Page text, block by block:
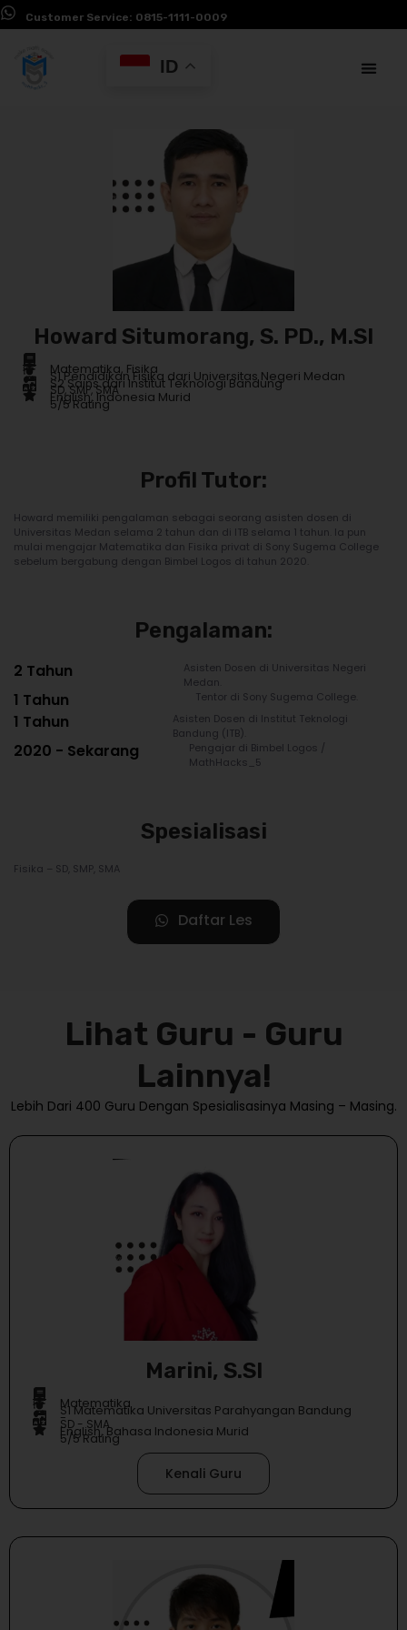
Customer Service: 0815-1111-0009
ID
Howard Situmorang, S. PD., M.SI
Matematika, Fisika
S1 Pendidikan Fisika dari Universitas Negeri Medan
S2 Sains dari Institut Teknologi Bandung
SD, SMP, SMA
English, Indonesia Murid
5/5 Rating
Profil Tutor:
Howard memiliki pengalaman sebagai seorang asisten dosen di
Universitas Medan selama 2 tahun dan di ITB selama 1 tahun. Ia pun
mulai mengajar Matematika dan Fisika privat di Sony Sugema College
sebelum bergabung dengan Bimbel Logos di tahun 2020.
Pengalaman:
2 Tahun
Asisten Dosen di Universitas Negeri
Medan.
1 Tahun Tentor di Sony Sugema College.
1 Tahun
Asisten Dosen di Institut Teknologi
Bandung (ITB).
2020 - Sekarang
Pengajar di Bimbel Logos /
MathHacks_5
Spesialisasi
Fisika – SD, SMP, SMA
Daftar Les
Lihat Guru - Guru
Lainnya!
Lebih Dari 400 Guru Dengan Spesialisasinya Masing – Masing.
Marini, S.SI
Matematika
S1 Matematika Universitas Parahyangan Bandung
-
SD - SMA
English, Bahasa Indonesia Murid
5/5 Rating
Kenali Guru